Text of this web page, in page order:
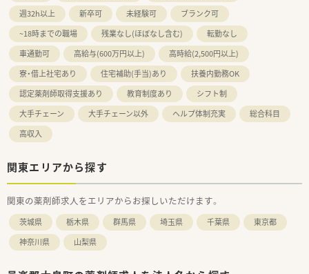
週32h以上
新卒可 未経験可
ブランク可
~18時までの職場
残業なし(ほぼなし含む)
転勤なし
車通勤可
高給与(600万円以上)
高時給(2,500円以上)
寮・借上社宅あり
住宅補助(手当)あり
扶養内勤務OK
認定薬剤師取得支援あり
教育制度あり
シフト制
大手チェーン
大手チェーン以外 ヘルプ体制充実
総合科目
高収入
関東エリアから探す
関東の薬剤師求人をエリアからお探しいただけます。
茨城県 栃木県 群馬県 埼玉県 千葉県
東京都
神奈川県
山梨県